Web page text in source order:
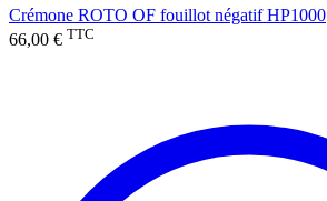
Crémone ROTO OF fouillot négatif HP1000
66,00 € TTC